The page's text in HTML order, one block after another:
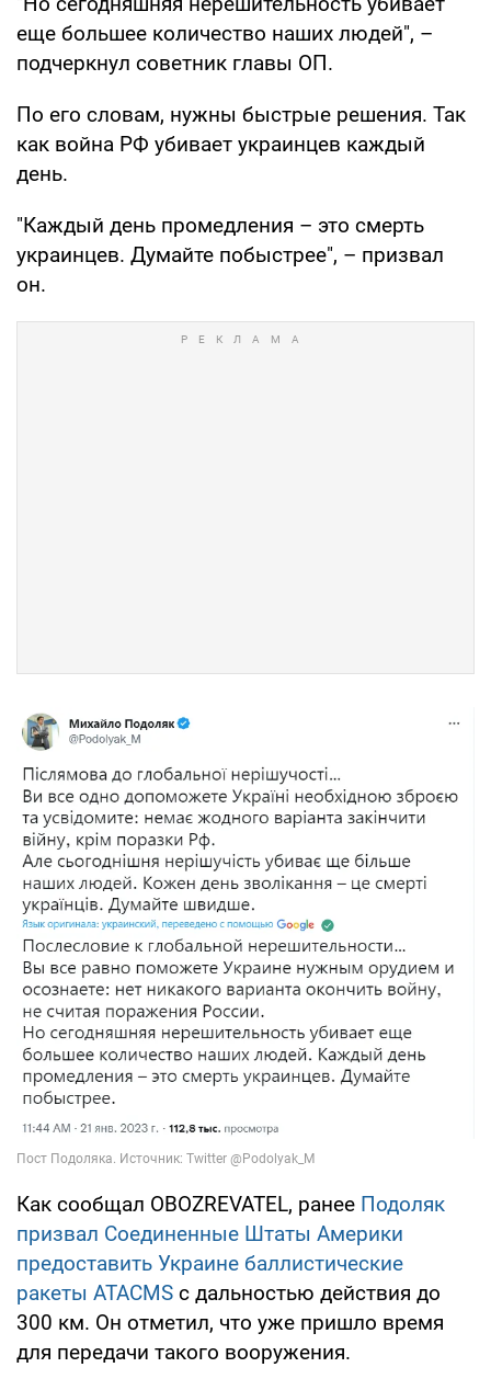
еще большее количество наших людей", –
подчеркнул советник главы ОП.
По его словам, нужны быстрые решения. Так
как война РФ убивает украинцев каждый
день.
"Каждый день промедления – это смерть
украинцев. Думайте побыстрее", – призвал
он.
Как сообщал OBOZREVATEL, ранее Подоляк
призвал Соединенные Штаты Америки
предоставить Украине баллистические
ракеты ATACMS с дальностью действия до
300 км. Он отметил, что уже пришло время
для передачи такого вооружения.